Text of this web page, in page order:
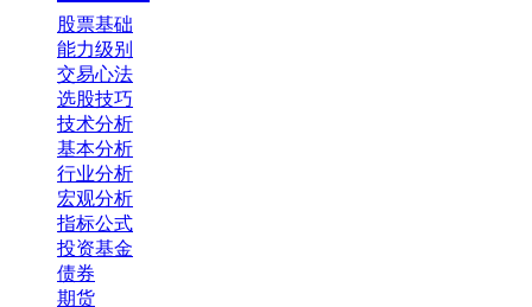
股票基础
能力级别
交易心法
选股技巧
技术分析
基本分析
行业分析
宏观分析
指标公式
投资基金
债券
期货